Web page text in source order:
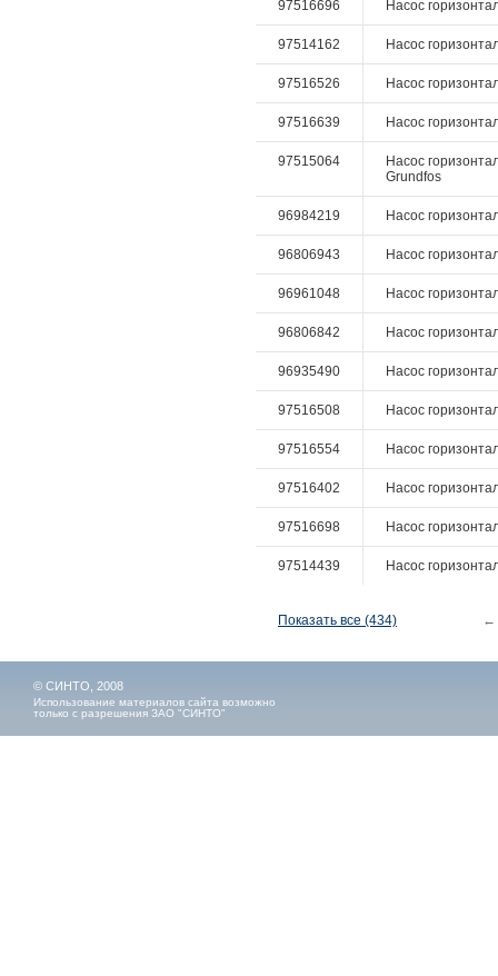
97516696 Насос
97514162 Насос
97516526 Насос
97516639 Насос
97515064
Насос
Grundfos
96984219 Насос
96806943 Насос
96961048 Насос
96806842 Насос
96935490 Насос
97516508 Насос
97516554 Насос
97516402 Насос
97516698 Насос
97514439 Насос
Показать все (434) ←
© СИНТО, 2008
Использование материалов сайта возможно
только с разрешения ЗАО "СИНТО"